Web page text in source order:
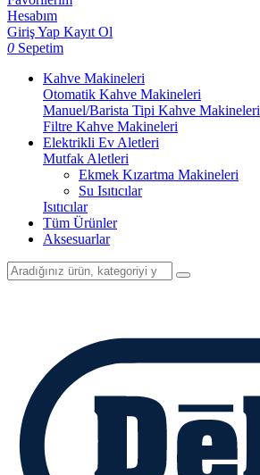
Hesabım
Giriş Yap Kayıt Ol
0 Sepetim
Kahve Makineleri
Otomatik Kahve Makineleri
Manuel/Barista Tipi Kahve Makineleri
Filtre Kahve Makineleri
Elektrikli Ev Aletleri
Mutfak Aletleri
Ekmek Kızartma Makineleri
Su Isıtıcılar
Isıtıcılar
Tüm Ürünler
Aksesuarlar